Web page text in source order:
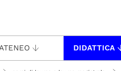
DIDATTICA